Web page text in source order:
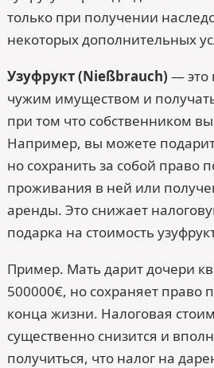
только при получении
некоторых дополнительных
Узуфрукт (Nießbrauch) — это
чужим имуществом и
при том что собственником
Например, вы можете
но сохранить за собой право
проживания в ней или
аренды. Это снижает
подарка на стоимость
Пример. Мать дарит дочери
500000€, но сохраняет право
конца жизни. Налоговая
существенно снизится и
получиться, что налог на